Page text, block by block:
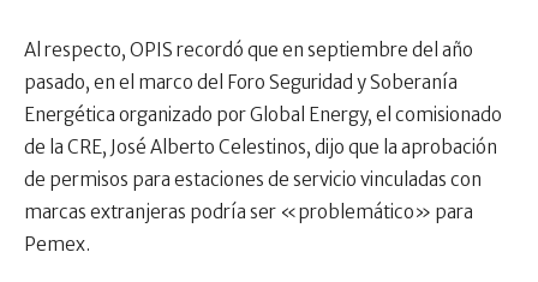
Al respecto, OPIS recordó que en septiembre del año
pasado, en el marco del Foro Seguridad y Soberanía
Energética organizado por Global Energy, el comisionado
de la CRE, José Alberto Celestinos, dijo que la aprobación
de permisos para estaciones de servicio vinculadas con
marcas extranjeras podría ser «problemático» para
Pemex.